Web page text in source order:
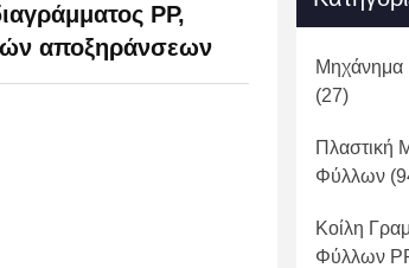
PP,
αποξηράνσεων
Μηχάνημα
(27)
Πλαστική
Φύλλων
Κοίλη
Φύλλων